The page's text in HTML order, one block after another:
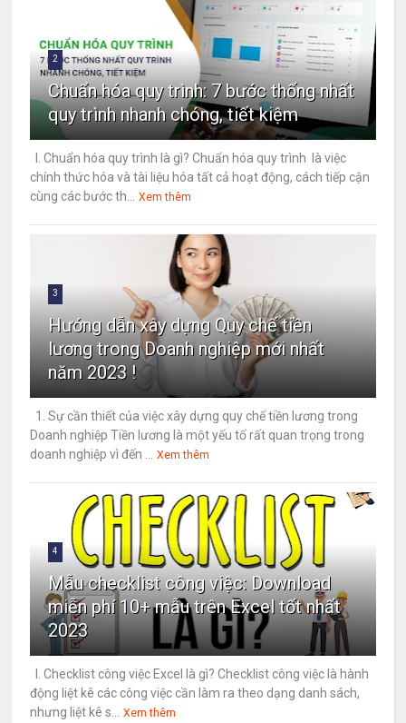
2
Chuẩn hóa quy trình: 7 bước thống nhất
quy trình nhanh chóng, tiết kiệm
I. Chuẩn hóa quy trình là gì? Chuẩn hóa quy trình là việc
chính thức hóa và tài liệu hóa tất cả hoạt động, cách tiếp cận
cùng các bước th...
Xem thêm
3
Hướng dẫn xây dựng Quy chế tiền
lương trong Doanh nghiệp mới nhất
năm 2023 !
1. Sự cần thiết của việc xây dựng quy chế tiền lương trong
Doanh nghiệp Tiền lương là một yếu tố rất quan trọng trong
doanh nghiệp vì đến ...
Xem thêm
4
Mẫu checklist công việc: Download
miễn phí 10+ mẫu trên Excel tốt nhất
2023
I. Checklist công việc Excel là gì? Checklist công việc là hành
động liệt kê các công việc cần làm ra theo dạng danh sách,
nhưng liệt kê s...
Xem thêm